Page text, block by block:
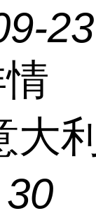
23
大
30